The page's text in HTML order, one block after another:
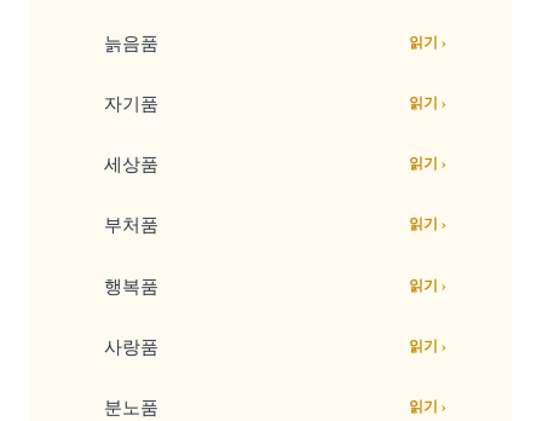
늙음품 읽기 ›
자기품 읽기 ›
세상품 읽기 ›
부처품 읽기 ›
행복품 읽기 ›
사랑품 읽기 ›
분노품 읽기 ›